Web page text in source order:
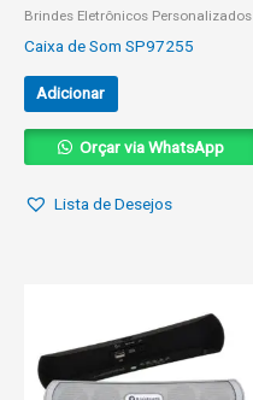
Brindes Eletrônicos Personalizados
Caixa de Som SP97255
Adicionar
Orçar via WhatsApp
Lista de Desejos